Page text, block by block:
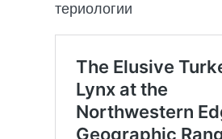
териологии